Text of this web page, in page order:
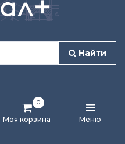
Найти
Моя корзина
0
Меню